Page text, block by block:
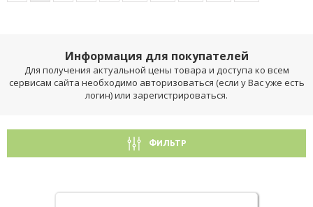
Информация для покупателей
Для получения актуальной цены товара и доступа ко всем
сервисам сайта необходимо авторизоваться (если у Вас уже есть
логин) или зарегистрироваться.
ФИЛЬТР